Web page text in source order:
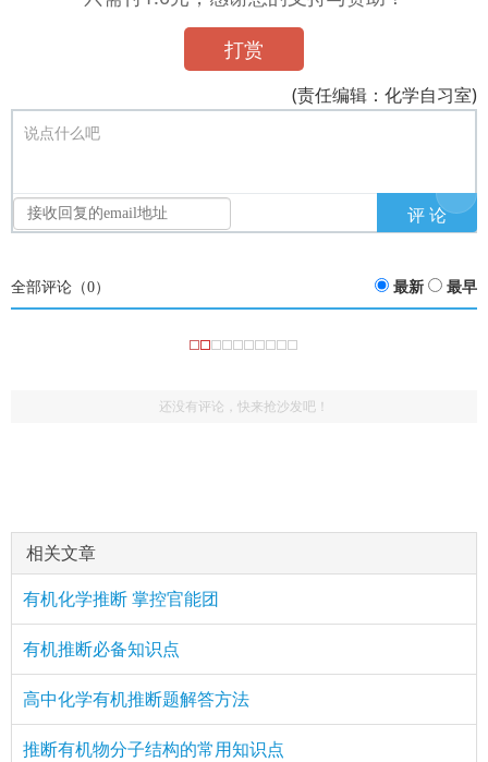
打赏
(责任编辑：化学自习室)
说点什么吧
全部评论（0） 最新 最早
还没有评论，快来抢沙发吧！
相关文章
有机化学推断 掌控官能团
有机推断必备知识点
高中化学有机推断题解答方法
推断有机物分子结构的常用知识点